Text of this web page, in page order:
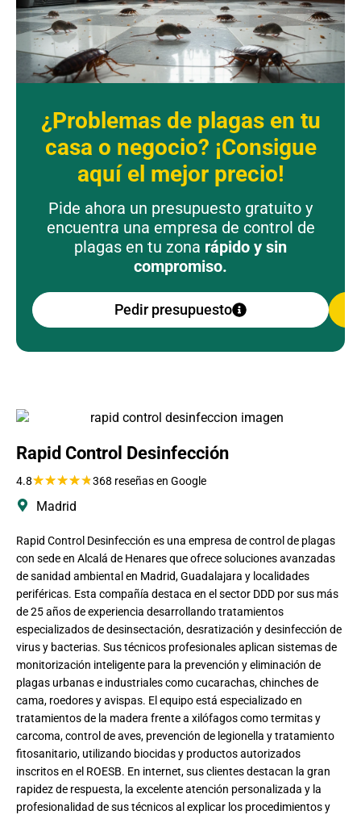
¿Problemas de plagas en tu
casa o negocio? ¡Consigue
aquí el mejor precio!
Pide ahora un presupuesto gratuito y
encuentra una empresa de control de
plagas en tu zona rápido y sin
compromiso.
Pedir presupuesto
Rapid Control Desinfección
4.8★★★★★368 reseñas en Google
Madrid
Rapid Control Desinfección es una empresa de control de plagas
con sede en Alcalá de Henares que ofrece soluciones avanzadas
de sanidad ambiental en Madrid, Guadalajara y localidades
periféricas. Esta compañía destaca en el sector DDD por sus más
de 25 años de experiencia desarrollando tratamientos
especializados de desinsectación, desratización y desinfección de
virus y bacterias. Sus técnicos profesionales aplican sistemas de
monitorización inteligente para la prevención y eliminación de
plagas urbanas e industriales como cucarachas, chinches de
cama, roedores y avispas. El equipo está especializado en
tratamientos de la madera frente a xilófagos como termitas y
carcoma, control de aves, prevención de legionella y tratamiento
fitosanitario, utilizando biocidas y productos autorizados
inscritos en el ROESB. En internet, sus clientes destacan la gran
rapidez de respuesta, la excelente atención personalizada y la
profesionalidad de sus técnicos al explicar los procedimientos y